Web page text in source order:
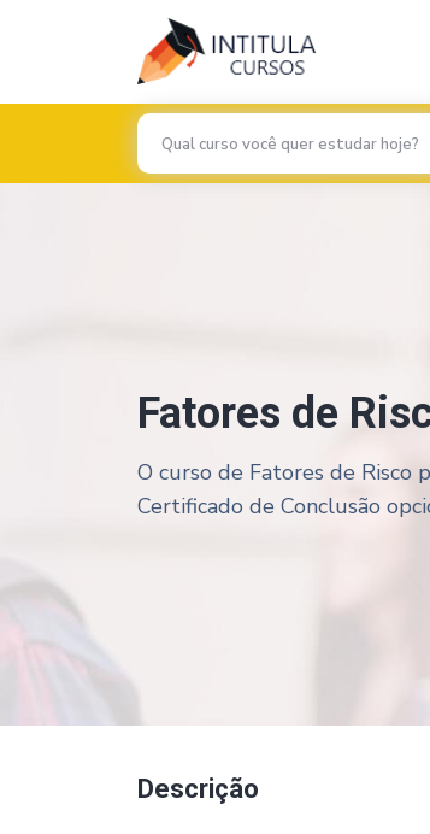
Fatores de
O curso de Fatores de Risco
Certificado de Conclusão
Descrição